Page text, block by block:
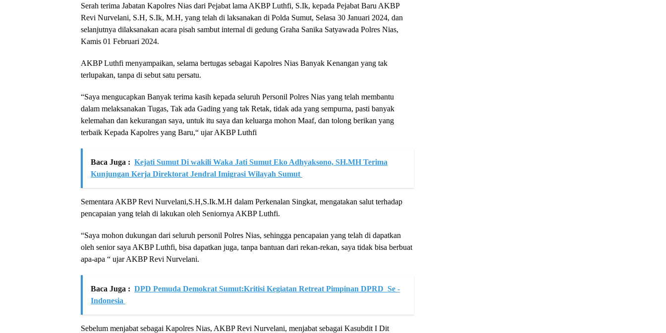
Serah terima Jabatan Kapolres Nias dari Pejabat lama AKBP Luthfi, S.Ik, kepada Pejabat Baru AKBP
Revi Nurvelani, S.H, S.Ik, M.H, yang telah di laksanakan di Polda Sumut, Selasa 30 Januari 2024, dan
selanjutnya dilaksanakan acara pisah sambut internal di gedung Graha Sanika Satyawada Polres Nias,
Kamis 01 Februari 2024.
AKBP Luthfi menyampaikan, selama bertugas sebagai Kapolres Nias Banyak Kenangan yang tak
terlupakan, tanpa di sebut satu persatu.
“Saya mengucapkan Banyak terima kasih kepada seluruh Personil Polres Nias yang telah membantu
dalam melaksanakan Tugas, Tak ada Gading yang tak Retak, tidak ada yang sempurna, pasti banyak
kelemahan dan kekurangan saya, untuk itu saya dan keluarga mohon Maaf, dan tolong berikan yang
terbaik Kepada Kapolres yang Baru,“ ujar AKBP Luthfi
Baca Juga : Kejati Sumut Di wakili Waka Jati Sumut Eko Adhyaksono, SH.MH Terima
Kunjungan Kerja Direktorat Jendral Imigrasi Wilayah Sumut
Sementara AKBP Revi Nurvelani,S.H,S.Ik.M.H dalam Perkenalan Singkat, mengatakan salut terhadap
pencapaian yang telah di lakukan oleh Seniornya AKBP Luthfi.
“Saya mohon dukungan dari seluruh personil Polres Nias, sehingga pencapaian yang telah di dapatkan
oleh senior saya AKBP Luthfi, bisa dapatkan juga, tanpa bantuan dari rekan-rekan, saya tidak bisa berbuat
apa-apa “ ujar AKBP Revi Nurvelani.
Baca Juga : DPD Pemuda Demokrat Sumut:Kritisi Kegiatan Retreat Pimpinan DPRD Se -
Indonesia
Sebelum menjabat sebagai Kapolres Nias, AKBP Revi Nurvelani, menjabat sebagai Kasubdit I Dit